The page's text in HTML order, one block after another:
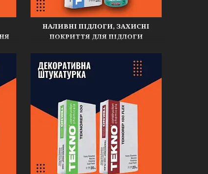
НАЛИВНІ ПІДЛОГИ, ЗАХИСНІ
ПОКРИТТЯ ДЛЯ ПІДЛОГИ